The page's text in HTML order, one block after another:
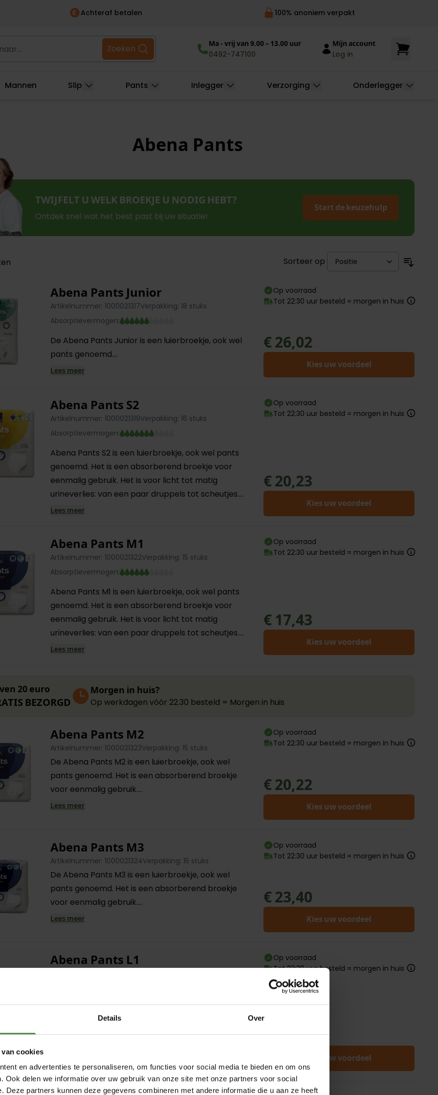
Details Over
cookies
en advertenties te personaliseren, om functies voor social media te bieden en om ons
Ook delen we informatie over uw gebruik van onze site met onze partners voor social
Deze partners kunnen deze gegevens combineren met andere informatie die u aan ze heeft
100% anoniem verpakt Niet goed, geld terug
Zoeken
Ma - vrij van 9.00 – 13.00 uur
0492-747100
Mijn account
Log in
Mannen Slip Pants Inlegger Verzorging Onderlegger
Abena Pants
TWIJFELT U WELK BROEKJE U NODIG HEBT?
Ontdek snel wat het best past bij uw situatie!
Start de keuzehulp
Sorteer op
Abena Pants Junior
Artikelnummer: 1000021317Verpakking: 18 stuks
Absorptievermogen:
De Abena Pants Junior is een luierbroekje, ook wel
pants genoemd....
Lees meer
Op voorraad
Tot 22:30 uur besteld = morgen in huis
€ 26,02
Kies uw voordeel
Abena Pants S2
Artikelnummer: 1000021319Verpakking: 16 stuks
Absorptievermogen:
Abena Pants S2 is een luierbroekje, ook wel pants
genoemd. Het is een absorberend broekje voor
eenmalig gebruik. Het is voor licht tot matig
urineverlies: van een paar druppels tot scheutjes....
Lees meer
Op voorraad
Tot 22:30 uur besteld = morgen in huis
€ 20,23
Kies uw voordeel
Abena Pants M1
Artikelnummer: 1000021322Verpakking: 15 stuks
Absorptievermogen:
Abena Pants M1 is een luierbroekje, ook wel pants
genoemd. Het is een absorberend broekje voor
eenmalig gebruik. Het is voor licht tot matig
urineverlies: van een paar druppels tot scheutjes....
Lees meer
Op voorraad
Tot 22:30 uur besteld = morgen in huis
€ 17,43
Kies uw voordeel
20 euro
BEZORGD
Morgen in huis?
Op werkdagen vóór 22.30 besteld = Morgen in huis
Abena Pants M2
Artikelnummer: 1000021323Verpakking: 15 stuks
De Abena Pants M2 is een luierbroekje, ook wel
pants genoemd. Het is een absorberend broekje
voor eenmalig gebruik....
Lees meer
Op voorraad
Tot 22:30 uur besteld = morgen in huis
€ 20,22
Kies uw voordeel
Abena Pants M3
Artikelnummer: 1000021324Verpakking: 15 stuks
De Abena Pants M3 is een luierbroekje, ook wel
pants genoemd. Het is een absorberend broekje
voor eenmalig gebruik....
Lees meer
Op voorraad
Tot 22:30 uur besteld = morgen in huis
€ 23,40
Kies uw voordeel
Abena Pants L1
Abena Pants L1 is een luierbroekje, ook wel pants
genoemd. Het is een absorberend broekje voor
eenmalig gebruik. Het is voor licht tot matig
Lees meer
Op voorraad
Tot 22:30 uur besteld = morgen in huis
€ 20,60
Kies uw voordeel